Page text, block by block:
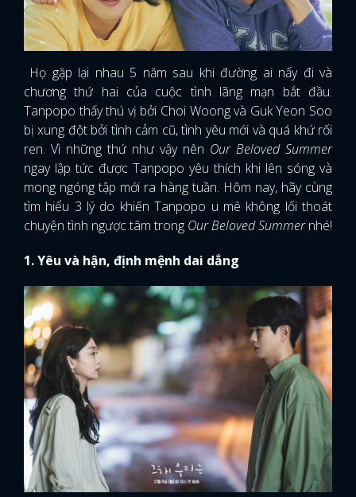
Họ gặp lại nhau 5 năm sau khi đường ai nấy đi và
chương thứ hai của cuộc tình lãng mạn bắt đầu.
Tanpopo thấy thú vị bởi Choi Woong và Guk Yeon Soo
bị xung đột bởi tình cảm cũ, tình yêu mới và quá khứ rối
ren. Vì những thứ như vậy nên Our Beloved Summer
ngay lập tức được Tanpopo yêu thích khi lên sóng và
mong ngóng tập mới ra hàng tuần. Hôm nay, hãy cùng
tìm hiểu 3 lý do khiến Tanpopo u mê không lối thoát
chuyện tình ngược tâm trong Our Beloved Summernhé!
1. Yêu và hận, định mệnh dai dẳng